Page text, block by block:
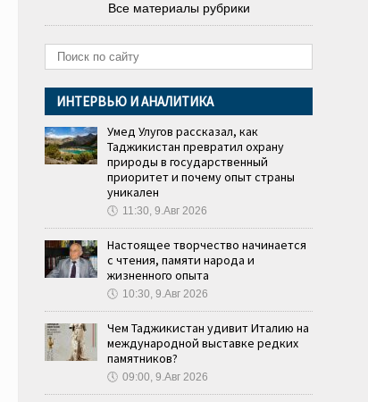
Все материалы рубрики
ИНТЕРВЬЮ И АНАЛИТИКА
Умед Улугов рассказал, как
Таджикистан превратил охрану
природы в государственный
приоритет и почему опыт страны
уникален
🕔 11:30, 9.Авг 2026
Настоящее творчество начинается
с чтения, памяти народа и
жизненного опыта
🕔 10:30, 9.Авг 2026
Чем Таджикистан удивит Италию на
международной выставке редких
памятников?
🕔 09:00, 9.Авг 2026